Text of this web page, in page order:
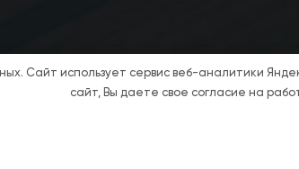
Сайт использует сервис веб-аналитики
сайт, Вы даете свое согласие на